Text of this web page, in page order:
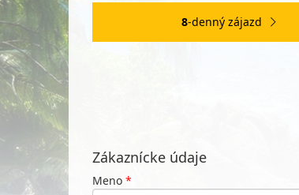
8-denný zájazd
Zákaznícke údaje
Meno *